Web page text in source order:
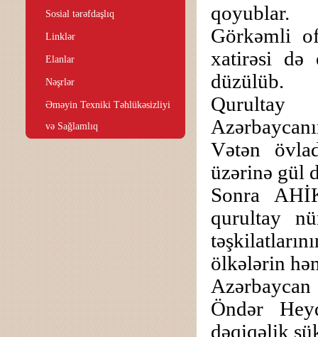
Sosial tərəfdaşlıq
Linklər
Elanlar
Nəşrlər
Əməyin Texniki Təhlükəsizliyi
və Sağlamlıq
qoyublar.
Görkəmli
xatirəsi də
düzülüb.
Qurultay
Vətən
üzərinə gül
Sonra
qurultay
ölkələrin
Öndər
dəqiqəlik